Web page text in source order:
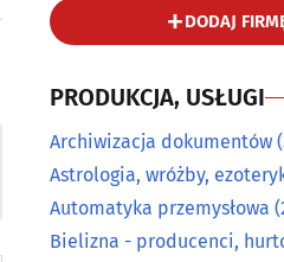
DODAJ
PRODUKCJA, USŁUGI
Archiwizacja dokumentów
Astrologia, wróżby,
Automatyka przemysłowa
Bielizna - producenci,